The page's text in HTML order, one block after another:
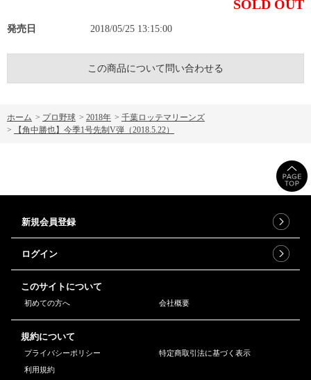
SOLD OUT
発売日 2018/05/25 13:15:00
この商品について問い合わせる
ホーム > プロ野球 > 2018年 > 千葉ロッテマリーンズ
>
【角中勝也】今季1号先制V弾（2018.5.22）
新規会員登録
ログイン
このサイトについて
初めての方へ 会社概要
規約について
プライバシーポリシー
特定商取引法に基づく表示
利用規約